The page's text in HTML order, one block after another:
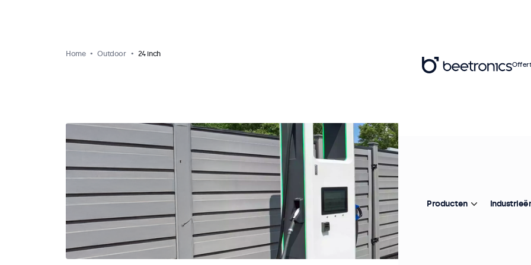
Home Outdoor 24 inch
Producten